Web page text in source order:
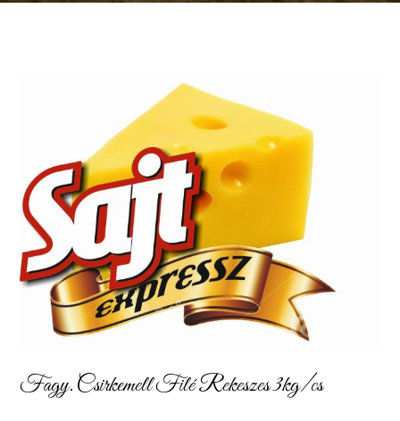
Fagy. Csirkemell Filé Rekeszes 3kg/cs